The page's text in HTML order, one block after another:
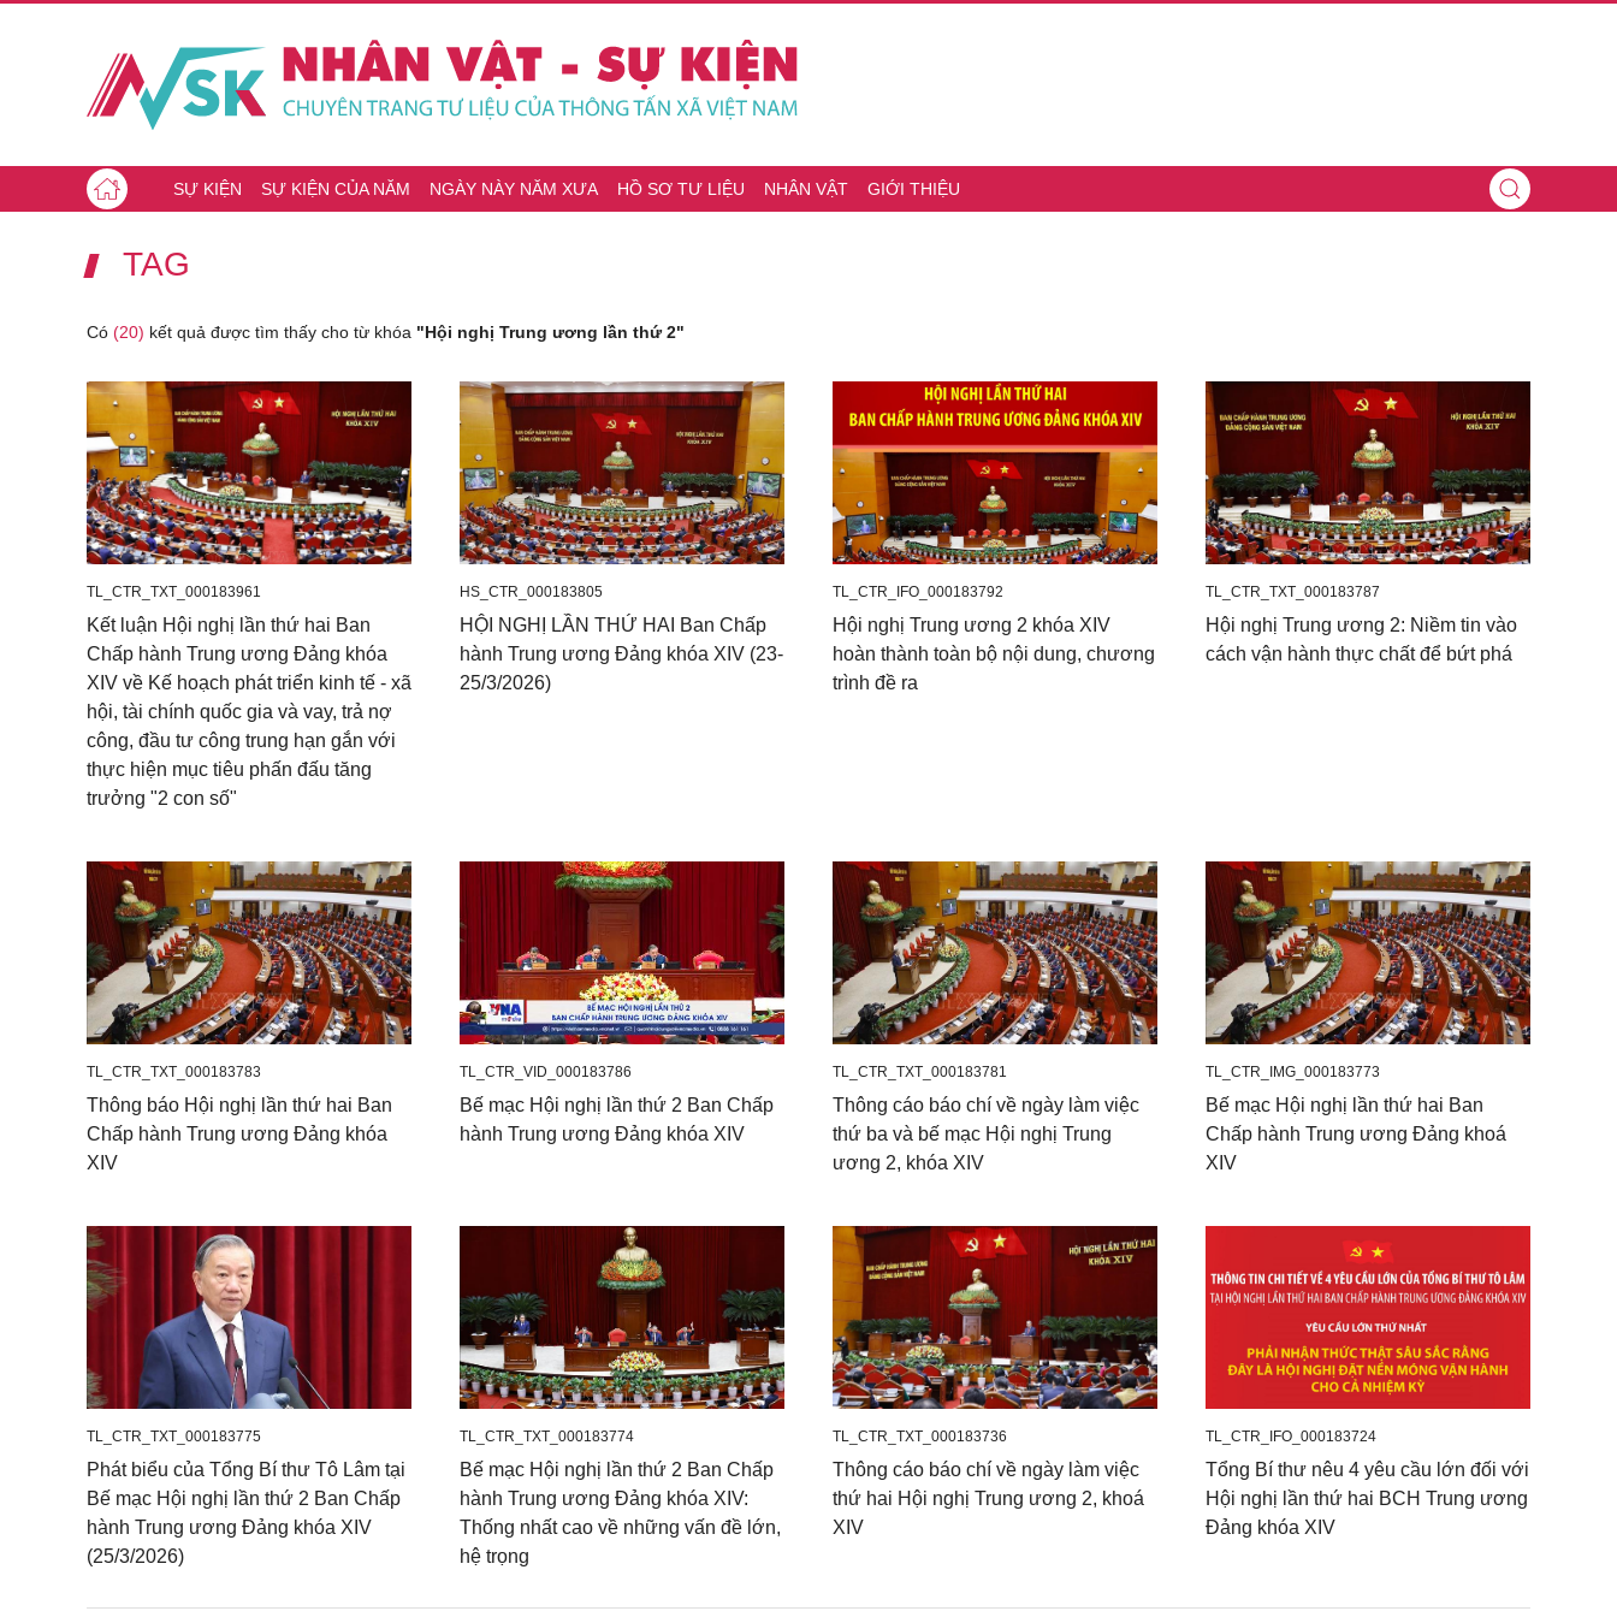
SỰ KIỆN SỰ KIỆN CỦA NĂM NGÀY NÀY NĂM XƯA HỒ SƠ TƯ LIỆU NHÂN VẬT GIỚI THIỆU
TAG
Có (20) kết quả được tìm thấy cho từ khóa "Hội nghị Trung ương lần thứ 2"
TL_CTR_TXT_000183961
Kết luận Hội nghị lần thứ hai Ban
Chấp hành Trung ương Đảng khóa
XIV về Kế hoạch phát triển kinh tế - xã
hội, tài chính quốc gia và vay, trả nợ
công, đầu tư công trung hạn gắn với
thực hiện mục tiêu phấn đấu tăng
trưởng "2 con số"
HS_CTR_000183805
HỘI NGHỊ LẦN THỨ HAI Ban Chấp
hành Trung ương Đảng khóa XIV (23-
25/3/2026)
TL_CTR_IFO_000183792
Hội nghị Trung ương 2 khóa XIV
hoàn thành toàn bộ nội dung, chương
trình đề ra
TL_CTR_TXT_000183787
Hội nghị Trung ương 2: Niềm tin vào
cách vận hành thực chất để bứt phá
TL_CTR_TXT_000183783
Thông báo Hội nghị lần thứ hai Ban
Chấp hành Trung ương Đảng khóa
XIV
TL_CTR_VID_000183786
Bế mạc Hội nghị lần thứ 2 Ban Chấp
hành Trung ương Đảng khóa XIV
TL_CTR_TXT_000183781
Thông cáo báo chí về ngày làm việc
thứ ba và bế mạc Hội nghị Trung
ương 2, khóa XIV
TL_CTR_IMG_000183773
Bế mạc Hội nghị lần thứ hai Ban
Chấp hành Trung ương Đảng khoá
XIV
TL_CTR_TXT_000183775
Phát biểu của Tổng Bí thư Tô Lâm tại
Bế mạc Hội nghị lần thứ 2 Ban Chấp
hành Trung ương Đảng khóa XIV
(25/3/2026)
TL_CTR_TXT_000183774
Bế mạc Hội nghị lần thứ 2 Ban Chấp
hành Trung ương Đảng khóa XIV:
Thống nhất cao về những vấn đề lớn,
hệ trọng
TL_CTR_TXT_000183736
Thông cáo báo chí về ngày làm việc
thứ hai Hội nghị Trung ương 2, khoá
XIV
TL_CTR_IFO_000183724
Tổng Bí thư nêu 4 yêu cầu lớn đối với
Hội nghị lần thứ hai BCH Trung ương
Đảng khóa XIV